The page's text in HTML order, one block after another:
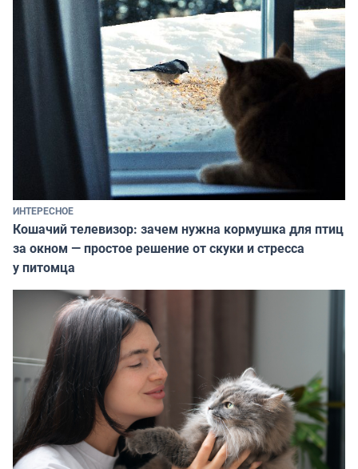
ИНТЕРЕСНОЕ
Кошачий телевизор: зачем нужна кормушка для птиц
за окном — простое решение от скуки и стресса
у питомца